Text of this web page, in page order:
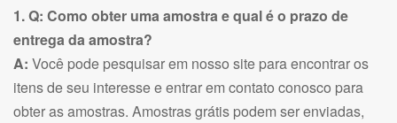
1. Q: Como obter uma amostra e qual é o prazo de
entrega da amostra?
A: Você pode pesquisar em nosso site para encontrar os
itens de seu interesse e entrar em contato conosco para
obter as amostras. Amostras grátis podem ser enviadas,